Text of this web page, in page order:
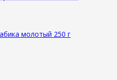
молотый 250 г